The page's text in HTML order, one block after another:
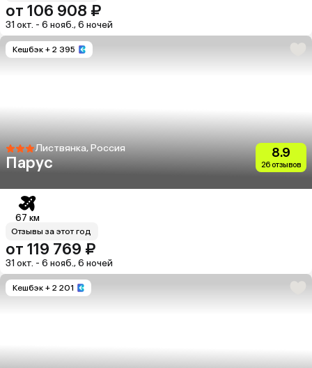
от 106 908 ₽
31 окт. - 6 нояб., 6 ночей
Кешбэк + 2 395
Листвянка, Россия
Парус
8.9
26 отзывов
67 км
Отзывы за этот год
от 119 769 ₽
31 окт. - 6 нояб., 6 ночей
Кешбэк + 2 201